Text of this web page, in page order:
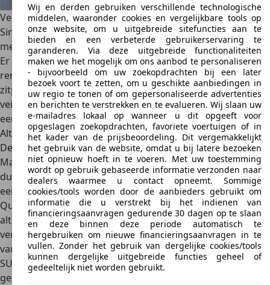
Veiligheid
Sinds de eerste generatie is de Mazda Tribute uitgerust
met
twee-traps airbags voor bestuurder en voorpassagier
Er zijn hoofd- en schouderairbags voor en achter. Veilig
remmen wordt gegarandeerd door het standaard ABS. Alle
zitplaatsen zijn voorzien van automatische
veiligheidsgordels. Elektronische remkrachtverdeling en
een mechanische remassistent zijn beschikbaar.
Alternatieven
De
Mazda CX-5is een goed alternatief als opvolger van de
Mazda Tribute. Het voertuig is gebouwd sinds 2011 en is
dus leverbaar in nieuwere modeljaren. Dit model is ook
een SUV.
Qua uitrusting en prestaties is de
BMW X5een beter
alternatief, maar er zijn nadelen wat betreft de
verkoopprijs: Als nieuwe auto is de BMW X5 verkrijgbaar
vanaf ongeveer 87.000 euro. Voor wie een meer betaalbare
SUV zoekt, zijn deFiat 500X Urbanen deFiat 500X Cross
geschikt. Uitgerust met een 150 pk motor kost de Fiat 500X
Wij en derden gebruiken verschillende technologische
middelen, waaronder cookies en vergelijkbare tools op
onze website, om u uitgebreide sitefuncties aan te
bieden en een verbeterde gebruikerservaring te
garanderen. Via deze uitgebreide functionaliteiten
maken we het mogelijk om ons aanbod te personaliseren
- bijvoorbeeld om uw zoekopdrachten bij een later
bezoek voort te zetten, om u geschikte aanbiedingen in
uw regio te tonen of om gepersonaliseerde advertenties
en berichten te verstrekken en te evalueren. Wij slaan uw
e-mailadres lokaal op wanneer u dit opgeeft voor
opgeslagen zoekopdrachten, favoriete voertuigen of in
het kader van de prijsbeoordeling. Dit vergemakkelijkt
het gebruik van de website, omdat u bij latere bezoeken
niet opnieuw hoeft in te voeren. Met uw toestemming
wordt op gebruik gebaseerde informatie verzonden naar
dealers waarmee u contact opneemt. Sommige
cookies/tools worden door de aanbieders gebruikt om
informatie die u verstrekt bij het indienen van
financieringsaanvragen gedurende 30 dagen op te slaan
en deze binnen deze periode automatisch te
hergebruiken om nieuwe financieringsaanvragen in te
vullen. Zonder het gebruik van dergelijke cookies/tools
kunnen dergelijke uitgebreide functies geheel of
gedeeltelijk niet worden gebruikt.